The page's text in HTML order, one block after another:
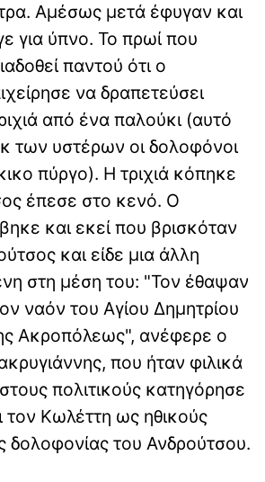
Αμέσως μετά έφυγαν και
για ύπνο. Το πρωί που
παντού ότι ο
να δραπετεύσει
από ένα παλούκι (αυτό
των υστέρων οι δολοφόνοι
πύργο). Η τριχιά κόπηκε
έπεσε στο κενό. Ο
και εκεί που βρισκόταν
και είδε μια άλλη
στη μέση του: "Τον έθαψαν
ναόν του Αγίου Δημητρίου
Ακροπόλεως", ανέφερε ο
που ήταν φιλικά
πολιτικούς κατηγόρησε
τον Κωλέττη ως ηθικούς
δολοφονίας του Ανδρούτσου.